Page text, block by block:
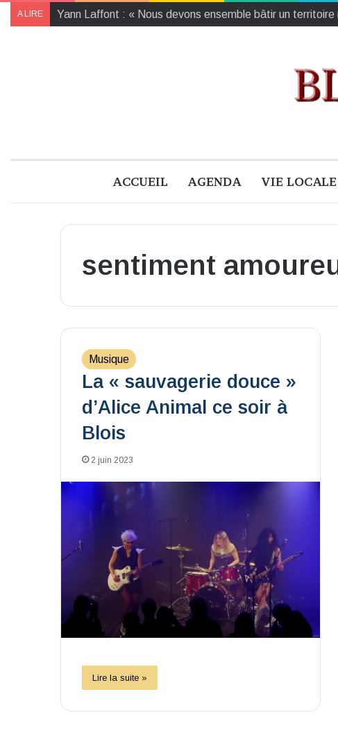
A LIRE bd BOUM 2024 : les lauréat·es des sept prix
ACCUEIL AGENDA VIE LOCALE
sentiment
Musique
La « sauvagerie douce »
d’Alice Animal ce soir à
Blois
2 juin 2023
Lire la suite »